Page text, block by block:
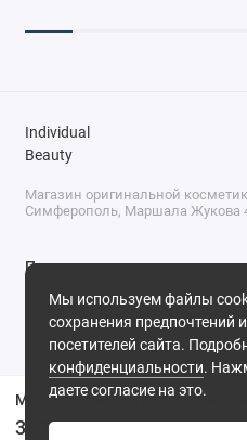
360 ₽
Мы используем файлы
сохранения предпочтений
посетителей сайта.
конфиденциальности.
даете согласие на это.
Individual
Beauty
Магазин оригинальной
Симферополь, Маршала Жукова
Поддержка
+7 (978) 586-46-46
ПН-ПТ: 9:00 - 18:00
Суббота: 9:00 - 17:00
Воскресенье: выходной
Симферополь, ул. Маршала